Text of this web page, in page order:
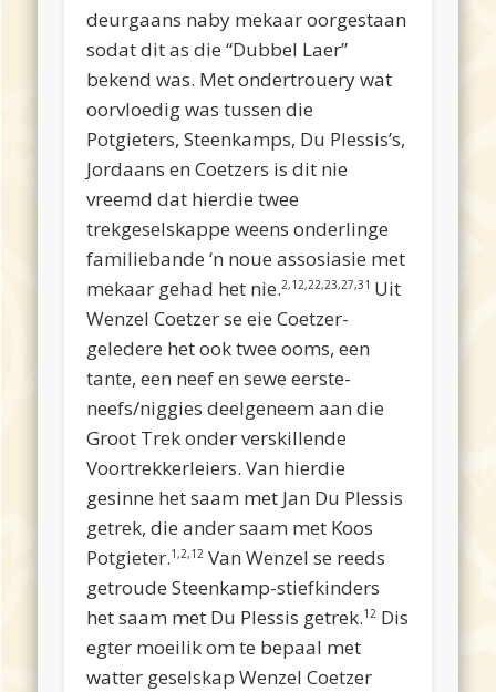
deurgaans naby mekaar oorgestaan
sodat dit as die “Dubbel Laer”
bekend was. Met ondertrouery wat
oorvloedig was tussen die
Potgieters, Steenkamps, Du Plessis’s,
Jordaans en Coetzers is dit nie
vreemd dat hierdie twee
trekgeselskappe weens onderlinge
familiebande ‘n noue assosiasie met
mekaar gehad het nie.2,12,22,23,27,31 Uit
Wenzel Coetzer se eie Coetzer-
geledere het ook twee ooms, een
tante, een neef en sewe eerste-
neefs/niggies deelgeneem aan die
Groot Trek onder verskillende
Voortrekkerleiers. Van hierdie
gesinne het saam met Jan Du Plessis
getrek, die ander saam met Koos
Potgieter.1,2,12 Van Wenzel se reeds
getroude Steenkamp-stiefkinders
het saam met Du Plessis getrek.12 Dis
egter moeilik om te bepaal met
watter geselskap Wenzel Coetzer